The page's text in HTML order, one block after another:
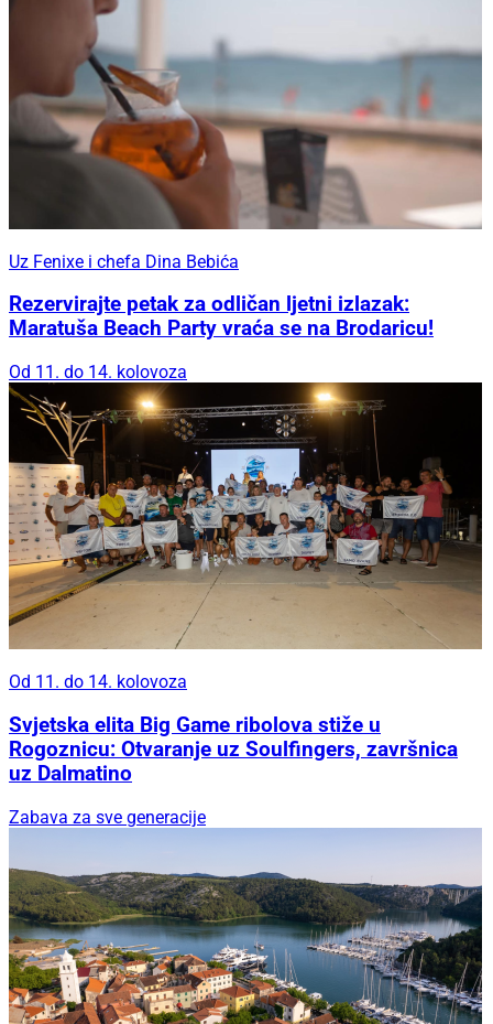
Uz Fenixe i chefa Dina Bebića
Rezervirajte petak za odličan ljetni izlazak:
Maratuša Beach Party vraća se na Brodaricu!
Od 11. do 14. kolovoza
Od 11. do 14. kolovoza
Svjetska elita Big Game ribolova stiže u
Rogoznicu: Otvaranje uz Soulfingers, završnica
uz Dalmatino
Zabava za sve generacije